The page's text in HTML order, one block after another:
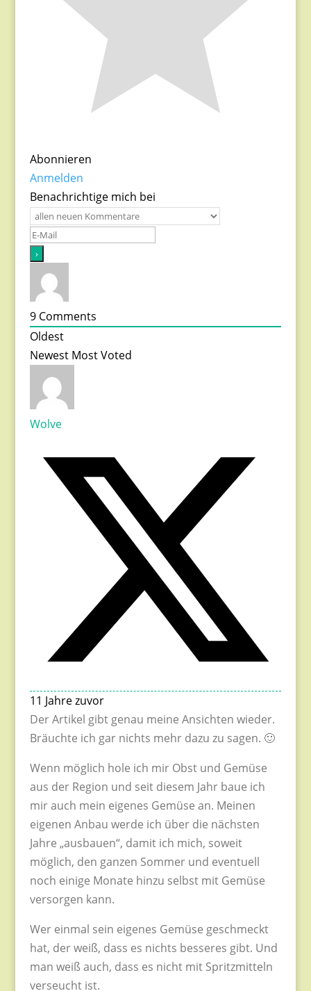
Abonnieren
Anmelden
Benachrichtige mich bei
9Comments
Oldest
Newest Most Voted
Wolve
11 Jahre zuvor
Der Artikel gibt genau meine Ansichten wieder.
Bräuchte ich gar nichts mehr dazu zu sagen. 🙂
Wenn möglich hole ich mir Obst und Gemüse
aus der Region und seit diesem Jahr baue ich
mir auch mein eigenes Gemüse an. Meinen
eigenen Anbau werde ich über die nächsten
Jahre „ausbauen“, damit ich mich, soweit
möglich, den ganzen Sommer und eventuell
noch einige Monate hinzu selbst mit Gemüse
versorgen kann.
Wer einmal sein eigenes Gemüse geschmeckt
hat, der weiß, dass es nichts besseres gibt. Und
man weiß auch, dass es nicht mit Spritzmitteln
verseucht ist.